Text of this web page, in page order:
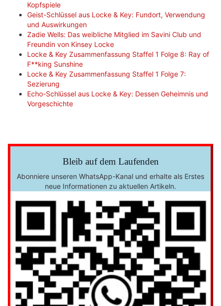
Kopfspiele
Geist-Schlüssel aus Locke & Key: Fundort, Verwendung
und Auswirkungen
Zadie Wells: Das weibliche Mitglied im Savini Club und
Freundin von Kinsey Locke
Locke & Key Zusammenfassung Staffel 1 Folge 8: Ray of
F**king Sunshine
Locke & Key Zusammenfassung Staffel 1 Folge 7:
Sezierung
Echo-Schlüssel aus Locke & Key: Dessen Geheimnis und
Vorgeschichte
Bleib auf dem Laufenden
Abonniere unseren WhatsApp-Kanal und erhalte als Erstes
neue Informationen zu aktuellen Artikeln.